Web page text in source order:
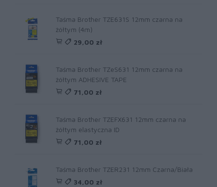
Taśma Brother TZE631S 12mm czarna na
żółtym (4m)
29,00 zł
Taśma Brother TZeS631 12mm czarna na
żółtym ADHESIVE TAPE
71,00 zł
Taśma Brother TZEFX631 12mm czarna na
żółtym elastyczna ID
71,00 zł
Taśma Brother TZER231 12mm Czarna/Biała
34,00 zł